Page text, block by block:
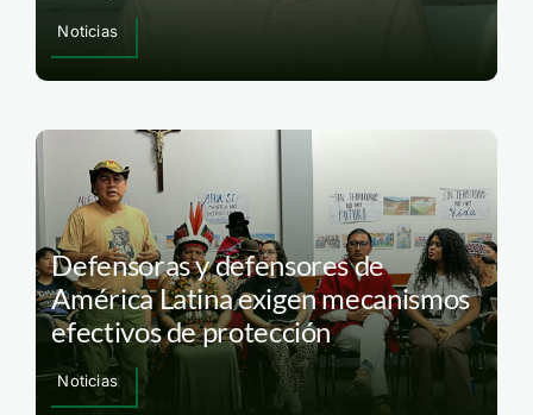
Noticias
Defensoras y defensores de
América Latina exigen mecanismos
efectivos de protección
Noticias